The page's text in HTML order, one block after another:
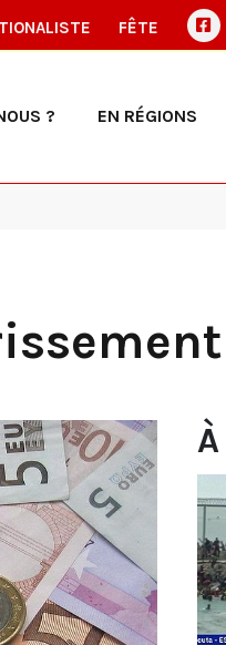
FÊTE
? EN RÉGIONS